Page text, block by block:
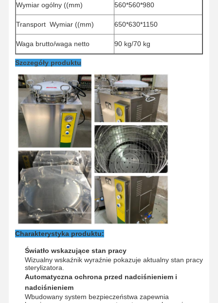
Do Domu Produkty Filmy O Nas
Wycieczka
Po Fabryce
Kontrola
Jakości
Skontaktuj
Się Z Nami
Aktualności
Przypadki
Poziomy sterylizator w autoklawie
Autoklaw pionowy
Autoklaw na szczycie stołu
Przenośna maszyna autoklawowa
Sterylizator plazmowy o niskiej temperaturze
Wymiar ogólny ((mm) 560*560*980
Transport Wymiar ((mm) 650*630*1150
Waga brutto/waga netto 90 kg/70 kg
Szczegóły produktu
Charakterystyka produktu:
Światło wskazujące stan pracy
Wizualny wskaźnik wyraźnie pokazuje aktualny stan pracy
sterylizatora.
Automatyczna ochrona przed nadciśnieniem i
nadciśnieniem
Wbudowany system bezpieczeństwa zapewnia